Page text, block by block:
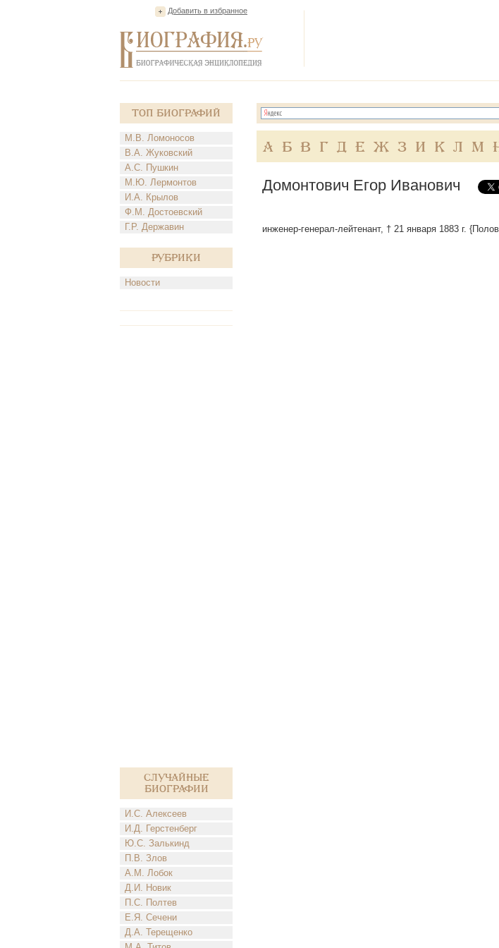
Добавить в избранное
Топ Биографий
М.В. Ломоносов
В.А. Жуковский
А.С. Пушкин
М.Ю. Лермонтов
И.А. Крылов
Ф.М. Достоевский
Г.Р. Державин
Рубрики
Новости
Случайные
биографии
И.С. Алексеев
И.Д. Герстенберг
Ю.С. Залькинд
П.В. Злов
А.М. Лобок
Д.И. Новик
П.С. Полтев
Е.Я. Сечени
Д.А. Терещенко
А Б В Г Д Е Ж З И К Л М
Домонтович Егор Иванович
инженер-генерал-лейтенант, † 21 января 1883 г.